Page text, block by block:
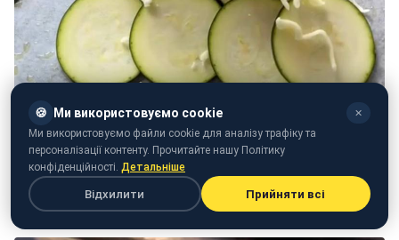
🍪 Ми використовуємо cookie ✕
Ми використовуємо файли cookie для аналізу трафіку та
персоналізації контенту. Прочитайте нашу Політику
конфіденційності. Детальніше
Відхилити Прийняти всі